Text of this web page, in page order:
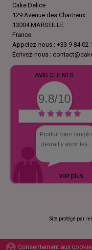
Cake Delice
129 Avenue des Chartreux
13004 MARSEILLE
France
Appelez-nous : +33 9 84 02
Écrivez-nous :
AVIS CLIENTS
9.8/10
Produit bien rangé il
devrait y avoir les...
voir plus
Site protégé par
group_work Consentement aux